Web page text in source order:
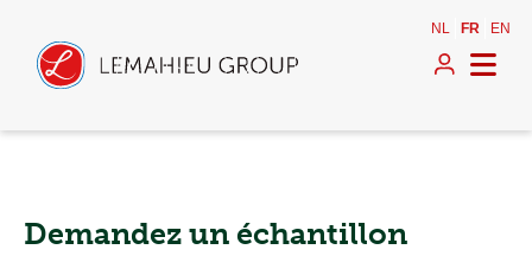
NL FR EN
Demandez un échantillon